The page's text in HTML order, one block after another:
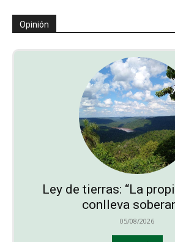
Opinión
Ley de tierras: “La
conlleva
05/08/2026